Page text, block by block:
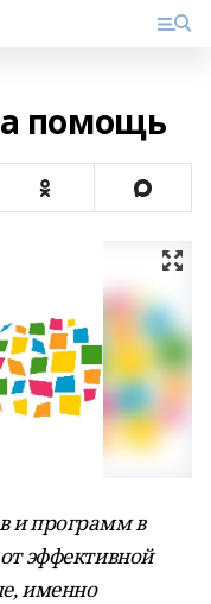
помощь
и программ в
эффективной
именно